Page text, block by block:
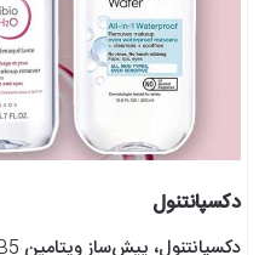
دکسپانتنول